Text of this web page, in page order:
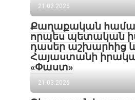
21.03.2026
Քաղաքական
որպես պետական
դասեր աշխարհից
Հայաստանի
«Փաստ»
21.03.2026